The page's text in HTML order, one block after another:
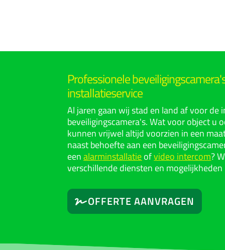
Professionele
installatieservice
Al jaren gaan wij stad en land af voor de
beveiligingscamera's. Wat voor object u
kunnen vrijwel altijd voorzien in een
naast behoefte aan een
eenalarminstallatieofvideo intercom?
verschillende diensten en
OFFERTE AANVRAGEN